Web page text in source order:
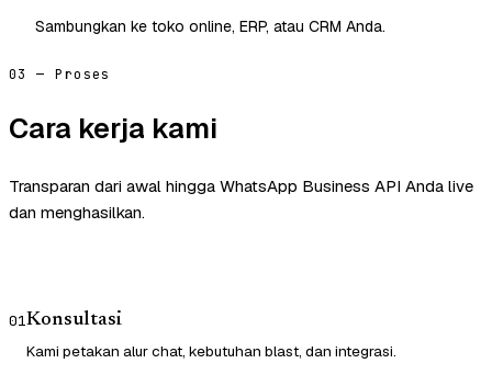
Sambungkan ke toko online, ERP, atau CRM Anda.
03 — Proses
Cara kerja kami
Transparan dari awal hingga WhatsApp Business API Anda live
dan menghasilkan.
01Konsultasi
Kami petakan alur chat, kebutuhan blast, dan integrasi.